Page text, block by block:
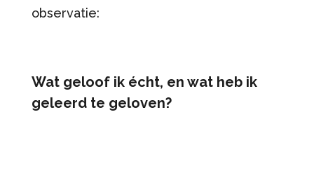
observatie:
Wat geloof ik écht, en wat heb ik
geleerd te geloven?